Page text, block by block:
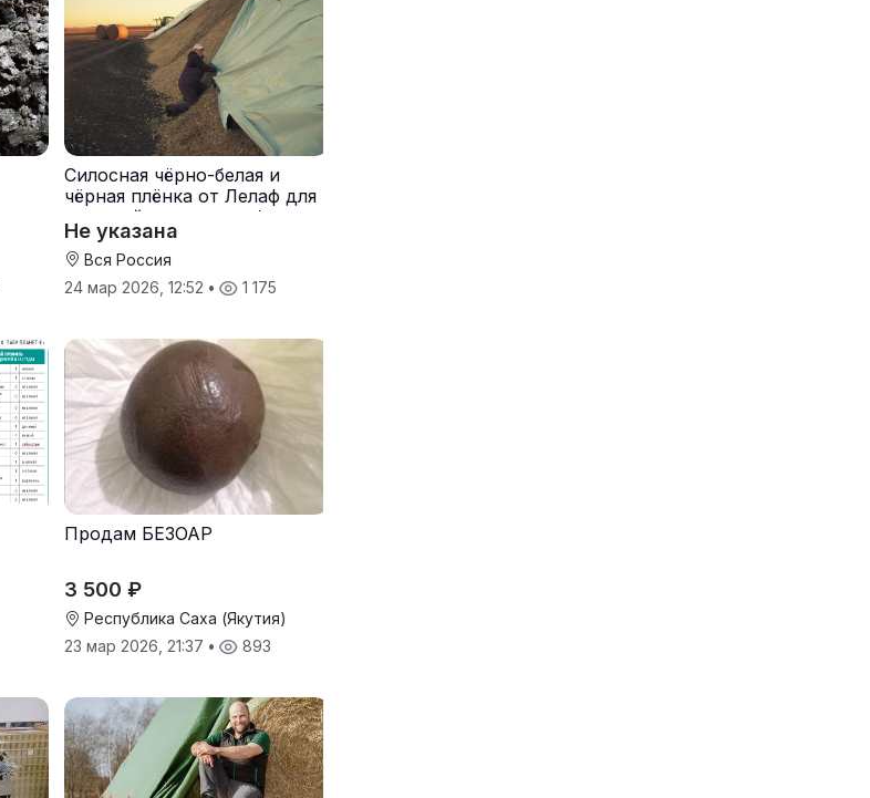
Силосная чёрно-белая и
чёрная плёнка от Лелаф для
траншей и ям силоса/сенажа
Не указана
Вся Россия
24 мар 2026, 12:52 • 1 175
Продам БЕЗОАР
3 500 ₽
Республика Саха (Якутия)
23 мар 2026, 21:37 • 893